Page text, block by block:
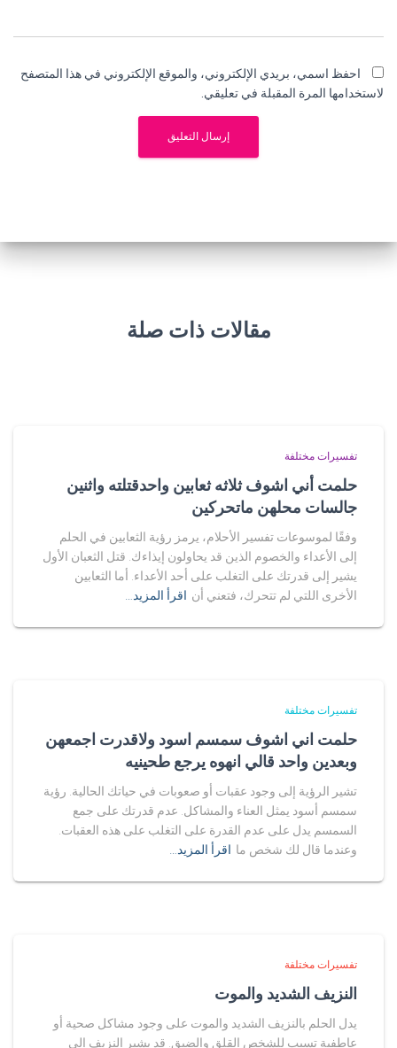
احفظ اسمي، بريدي الإلكتروني، والموقع الإلكتروني في هذا المتصفح
لاستخدامها المرة المقبلة في تعليقي.
مقالات ذات صلة
تفسيرات مختلفة
حلمت أني اشوف ثلاثه ثعابين واحدقتلته واثنين
جالسات محلهن ماتحركين
وفقًا لموسوعات تفسير الأحلام، يرمز رؤية الثعابين في الحلم
إلى الأعداء والخصوم الذين قد يحاولون إيذاءك. قتل الثعبان الأول
يشير إلى قدرتك على التغلب على أحد الأعداء. أما الثعابين
الأخرى اللتي لم تتحرك، فتعني أن اقرأ المزيد…
تفسيرات مختلفة
حلمت اني اشوف سمسم اسود ولاقدرت اجمعهن
وبعدين واحد قالي انهوه يرجع طحينيه
تشير الرؤية إلى وجود عقبات أو صعوبات في حياتك الحالية. رؤية
سمسم أسود يمثل العناء والمشاكل. عدم قدرتك على جمع
السمسم يدل على عدم القدرة على التغلب على هذه العقبات.
وعندما قال لك شخص ما اقرأ المزيد…
تفسيرات مختلفة
النزيف الشديد والموت
يدل الحلم بالنزيف الشديد والموت على وجود مشاكل صحية أو
عاطفية تسبب للشخص القلق والضيق. قد يشير النزيف إلى